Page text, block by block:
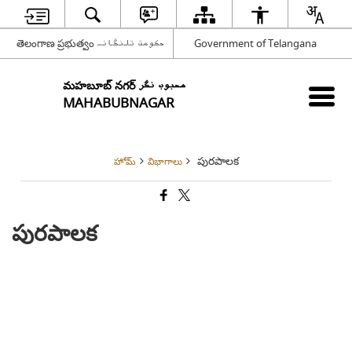
తెలంగాణ ప్రభుత్వం حکومت تلنگانہ Government of Telangana
మహబూబ్ నగర్ محبوب نگر
MAHABUBNAGAR
హోమ్ విభాగాలు పురపాలక
పురపాలక